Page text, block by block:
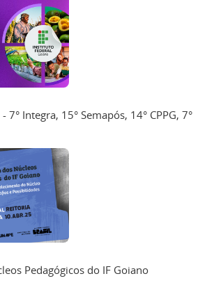
7° Integra, 15° Semapós, 14° CPPG, 7°
Pedagógicos do IF Goiano